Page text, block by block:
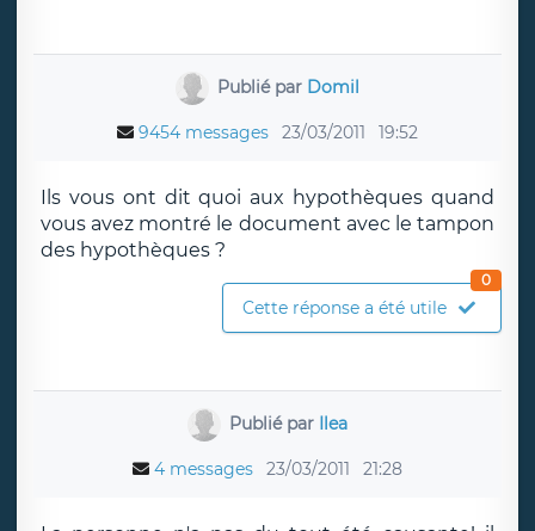
Publié par Domil
9454 messages 23/03/2011 19:52
Ils vous ont dit quoi aux hypothèques quand
vous avez montré le document avec le tampon
des hypothèques ?
Cette réponse a été utile
0
Publié par Ilea
4 messages 23/03/2011 21:28